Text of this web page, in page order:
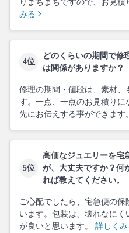
りまちまちですので、お見積
みる
4位
どのくらいの期間で修
は関係がありますか？
修理の期間・値段は、素材、
す。一点、一点のお見積り
先にお伝えする事ができます
5位
高価なジュエリーを宅
が、大丈夫ですか？何
れば教えてください。
ご心配でしたら、宅急便の
います。包装は、壊れなに
が良いと思います。 詳しくみ